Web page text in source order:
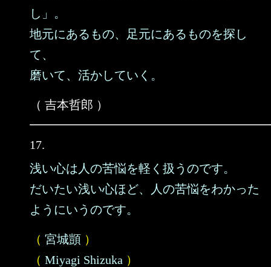
し」。
地元にあるもの、足元にあるものを探し
て、
磨いて、活かしていく。
（ 吉本哲郎 ）
17.
浅い心は人の苦悩を軽く扱うのです。
だいたい浅い心ほど、人の苦悩をわかった
ようにいうのです。
（ 宮城顗 ）
（ Miyagi Shizuka ）